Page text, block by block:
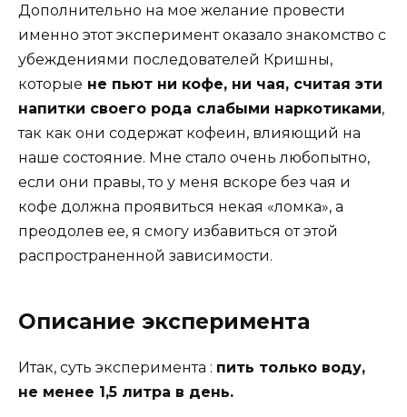
Дополнительно на мое желание провести
именно этот эксперимент оказало знакомство с
убеждениями последователей Кришны,
которые не пьют ни кофе, ни чая, считая эти
напитки своего рода слабыми наркотиками,
так как они содержат кофеин, влияющий на
наше состояние. Мне стало очень любопытно,
если они правы, то у меня вскоре без чая и
кофе должна проявиться некая «ломка», а
преодолев ее, я смогу избавиться от этой
распространенной зависимости.
Описание эксперимента
Итак, суть эксперимента : пить только воду,
не менее 1,5 литра в день.